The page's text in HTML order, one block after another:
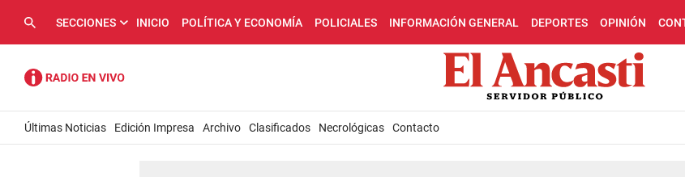
SECCIONES INICIO POLÍTICA Y ECONOMÍA POLICIALES INFORMACIÓN GENERAL DEPORTES OPINIÓN
Últimas Noticias Edición Impresa Archivo Clasificados Necrológicas Contacto